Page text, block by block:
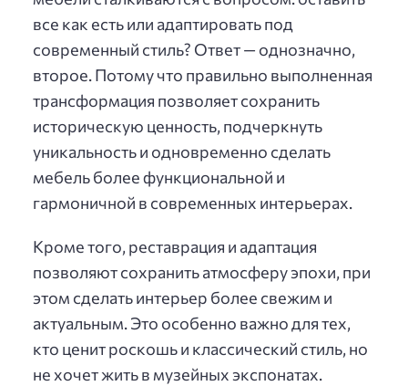
все как есть или адаптировать под
современный стиль? Ответ — однозначно,
второе. Потому что правильно выполненная
трансформация позволяет сохранить
историческую ценность, подчеркнуть
уникальность и одновременно сделать
мебель более функциональной и
гармоничной в современных интерьерах.
Кроме того, реставрация и адаптация
позволяют сохранить атмосферу эпохи, при
этом сделать интерьер более свежим и
актуальным. Это особенно важно для тех,
кто ценит роскошь и классический стиль, но
не хочет жить в музейных экспонатах.